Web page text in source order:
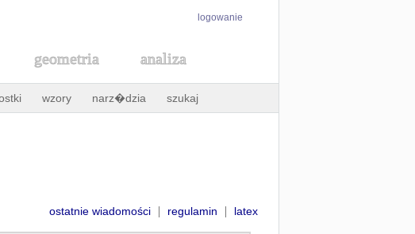
logowanie
geometria analiza
wzory narz�dzia szukaj
ostatnie wiadomości | regulamin | latex